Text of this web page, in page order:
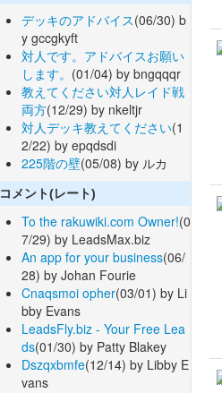
デッキのアドバイス(06/30) b
y gccgkyft
対人です。アドバイスお願い
します。 (01/04) by bngqqqr
教えてください対人レイド戦
両方(12/29) by nkeltjr
対人デッキ教えてください(1
2/22) by epqdsdi
225階の壁(05/08) by ルカ
コメント(レート)
To the rakuwiki.com Owner!(0
7/29) by LeadsMax.biz
An app for your business(06/
28) by Johan Fourie
Cnaqsmoi opher(03/01) by Li
bby Evans
LeadsFly.biz - Your Free Lea
ds(01/30) by Patty Blakey
Dszqxbmfe(12/14) by Libby E
vans